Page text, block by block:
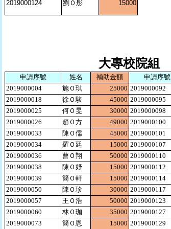
2019000124 劉Ｏ彤 15000
大專校院組
申請序號 姓名 補助金額 申請序號
2019000004
施Ｏ琪 25000 2019000092
2019000018
徐Ｏ駿 45000 2019000095
2019000025
何Ｏ旻 30000 2019000098
2019000026
趙Ｏ方 49000 2019000100
2019000033
陳Ｏ儒 45000 2019000101
2019000034
羅Ｏ廷 15000 2019000107
2019000036
曹Ｏ翔 50000 2019000110
2019000038
陳Ｏ妤 15000 2019000112
2019000039
簡Ｏ軒 15000 2019000114
2019000050
陳Ｏ珍 30000 2019000117
2019000057
王Ｏ浩 50000 2019000123
2019000060
林Ｏ珈 35000 2019000127
2019000073
簡Ｏ恩 15000 2019000129